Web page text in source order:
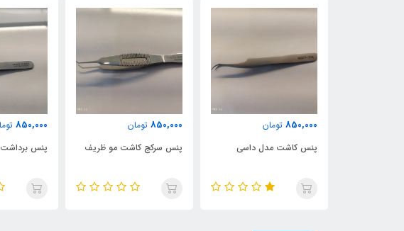
850,000 تومان
پنس کاشت مدل داسی
850,000 تومان
پنس سرکج کاشت مو ظریف
850,000
پنس